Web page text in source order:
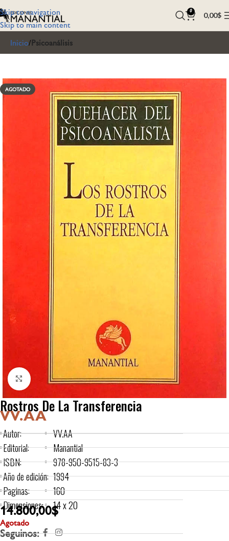
Skip to navigation
Skip to main content
0 0,00$
Inicio Psicoanálisis
AGOTADO
Click to enlarge
Rostros De La Transferencia
VV.AA
Autor:
Editorial:
ISBN:
Año de edición:
Paginas:
Dimensiones:
VV.AA
Manantial
978-950-9515-83-3
1994
160
14 x 20
14.800,00$
Agotado
Seguinos: